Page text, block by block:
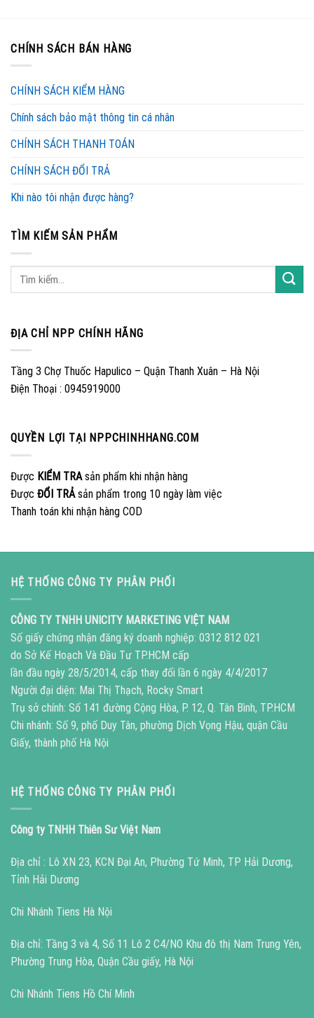
CHÍNH SÁCH BÁN HÀNG
CHÍNH SÁCH KIỂM HÀNG
Chính sách bảo mật thông tin cá nhân
CHÍNH SÁCH THANH TOÁN
CHÍNH SÁCH ĐỔI TRẢ
Khi nào tôi nhận được hàng?
TÌM KIẾM SẢN PHẨM
ĐỊA CHỈ NPP CHÍNH HÃNG
Tầng 3 Chợ Thuốc Hapulico – Quận Thanh Xuân – Hà Nội
Điện Thoại : 0945919000
QUYỀN LỢI TẠI NPPCHINHHANG.COM
Được KIỂM TRAsản phẩm khi nhận hàng
Được ĐỔI TRẢsản phẩm trong 10 ngày làm việc
Thanh toán khi nhận hàng COD
HỆ THỐNG CÔNG TY PHÂN PHỐI
CÔNG TY TNHH UNICITY MARKETING VIỆT NAM
Số giấy chứng nhận đăng ký doanh nghiệp: 0312 812 021
do Sở Kế Hoạch Và Đầu Tư TP.HCM cấp
lần đầu ngày 28/5/2014, cấp thay đổi lần 6 ngày 4/4/2017
Người đại diện: Mai Thị Thạch, Rocky Smart
Trụ sở chính: Số 141 đường Cộng Hòa, P. 12, Q. Tân Bình, TP.HCM
Chi nhánh: Số 9, phố Duy Tân, phường Dịch Vọng Hậu, quận Cầu
Giấy, thành phố Hà Nội
HỆ THỐNG CÔNG TY PHÂN PHỐI
Công ty TNHH Thiên Sư Việt Nam
Địa chỉ : Lô XN 23, KCN Đại An, Phường Tứ Minh, TP Hải Dương,
Tỉnh Hải Dương
Chi Nhánh Tiens Hà Nội
Địa chỉ: Tầng 3 và 4, Số 11 Lô 2 C4/NO Khu đô thị Nam Trung Yên,
Phường Trung Hòa, Quận Cầu giấy, Hà Nội
Chi Nhánh Tiens Hồ Chí Minh